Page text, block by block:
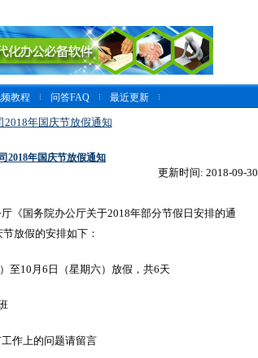
教程 问答FAQ
最近更新
2018年国庆节放假通知
2018年国庆节放假通知
更新时间: 2018-09-30
《国务院办公厅关于2018年部分节假日安排的通
放假的安排如下：
10月6日（星期六）放假，共6天
作上的问题请留言